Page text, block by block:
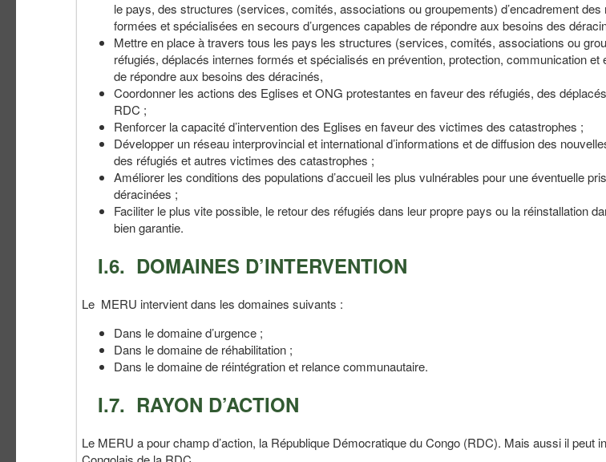
le pays, des structures (services, comités, associations ou groupements) d’encadrement
formées et spécialisées en secours d’urgences capables de répondre aux besoins des
Mettre en place à travers tous les pays les structures (services, comités, associations ou
réfugiés, déplacés internes formés et spécialisés en prévention, protection, communication et
de répondre aux besoins des déracinés,
Coordonner les actions des Eglises et ONG protestantes en faveur des réfugiés, des
RDC ;
Renforcer la capacité d’intervention des Eglises en faveur des victimes des catastrophes ;
Développer un réseau interprovincial et international d’informations et de diffusion des
des réfugiés et autres victimes des catastrophes ;
Améliorer les conditions des populations d’accueil les plus vulnérables pour une éventuelle
déracinées ;
Faciliter le plus vite possible, le retour des réfugiés dans leur propre pays ou la réinstallation
bien garantie.
I.6. DOMAINES D’INTERVENTION
Le MERU intervient dans les domaines suivants :
Dans le domaine d’urgence ;
Dans le domaine de réhabilitation ;
Dans le domaine de réintégration et relance communautaire.
I.7. RAYON D’ACTION
Le MERU a pour champ d’action, la République Démocratique du Congo (RDC). Mais aussi il peut